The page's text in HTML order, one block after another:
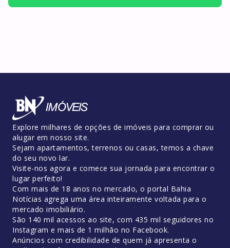
Explore milhares de opções de imóveis para comprar ou
alugar em nosso site.
Sejam apartamentos, terrenos ou casas, temos a chave
do seu novo lar.
Visite-nos agora e comece sua jornada para encontrar o
lugar perfeito!
Com mais de 18 anos no mercado, o portal Bahia
Notícias agrega uma área inteiramente voltada para o
mercado imobiliário.
São 140 mil acessos ao site, com 435 mil seguidores no
Instagram e mais de 1 milhão no Facebook.
Anúncios com credibilidade de quem já apresenta o